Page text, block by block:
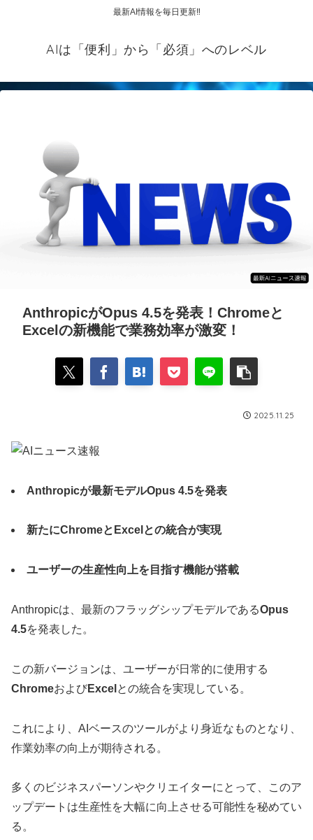
最新AI情報を毎日更新‼
AIは「便利」から「必須」へのレベル
AnthropicがOpus 4.5を発表！Chromeと
Excelの新機能で業務効率が激変！
2025.11.25
Anthropicが最新モデルOpus 4.5を発表
新たにChromeとExcelとの統合が実現
ユーザーの生産性向上を目指す機能が搭載
Anthropicは、最新のフラッグシップモデルであるOpus
4.5を発表した。
この新バージョンは、ユーザーが日常的に使用する
ChromeおよびExcel との統合を実現している。
これにより、AIベースのツールがより身近なものとなり、
作業効率の向上が期待される。
多くのビジネスパーソンやクリエイターにとって、このア
ップデートは生産性を大幅に向上させる可能性を秘めてい
る。